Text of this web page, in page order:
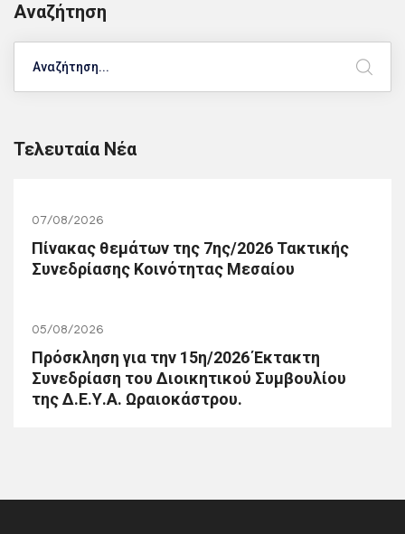
Αναζήτηση
Τελευταία Νέα
07/08/2026
Πίνακας θεμάτων της 7ης/2026 Τακτικής
Συνεδρίασης Κοινότητας Μεσαίου
05/08/2026
Πρόσκληση για την 15η/2026 Έκτακτη
Συνεδρίαση του Διοικητικού Συμβουλίου
της Δ.Ε.Υ.Α. Ωραιοκάστρου.